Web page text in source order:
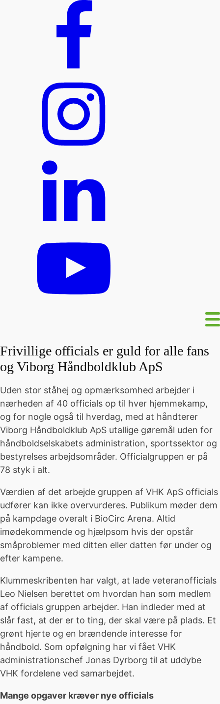
Frivillige officials er guld for alle fans
og Viborg Håndboldklub ApS
Uden stor ståhej og opmærksomhed arbejder i
nærheden af 40 officials op til hver hjemmekamp,
og for nogle også til hverdag, med at håndterer
Viborg Håndboldklub ApS utallige gøremål uden for
håndboldselskabets administration, sportssektor og
bestyrelses arbejdsområder. Officialgruppen er på
78 styk i alt.
Værdien af det arbejde gruppen af VHK ApS officials
udfører kan ikke overvurderes. Publikum møder dem
på kampdage overalt i BioCirc Arena. Altid
imødekommende og hjælpsom hvis der opstår
småproblemer med ditten eller datten før under og
efter kampene.
Klummeskribenten har valgt, at lade veteranofficials
Leo Nielsen berettet om hvordan han som medlem
af officials gruppen arbejder. Han indleder med at
slår fast, at der er to ting, der skal være på plads. Et
grønt hjerte og en brændende interesse for
håndbold. Som opfølgning har vi fået VHK
administrationschef Jonas Dyrborg til at uddybe
VHK fordelene ved samarbejdet.
Mange opgaver kræver nye officials